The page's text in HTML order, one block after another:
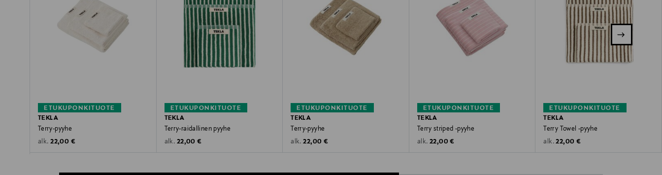
ETUKUPONKITUOTE
TEKLA
Terry-pyyhe
alk. Original Price
22,00 €
ETUKUPONKITUOTE
TEKLA
Terry-raidallinen pyyhe
alk. Original Price
22,00 €
ETUKUPONKITUOTE
TEKLA
Terry-pyyhe
alk. Original Price
22,00 €
ETUKUPONKITUOTE
TEKLA
Terry striped -pyyhe
alk. Original Price
22,00 €
ETUKUPONKITUOTE
TEKLA
Terry Towel -pyyhe
alk. Original Price
22,00 €